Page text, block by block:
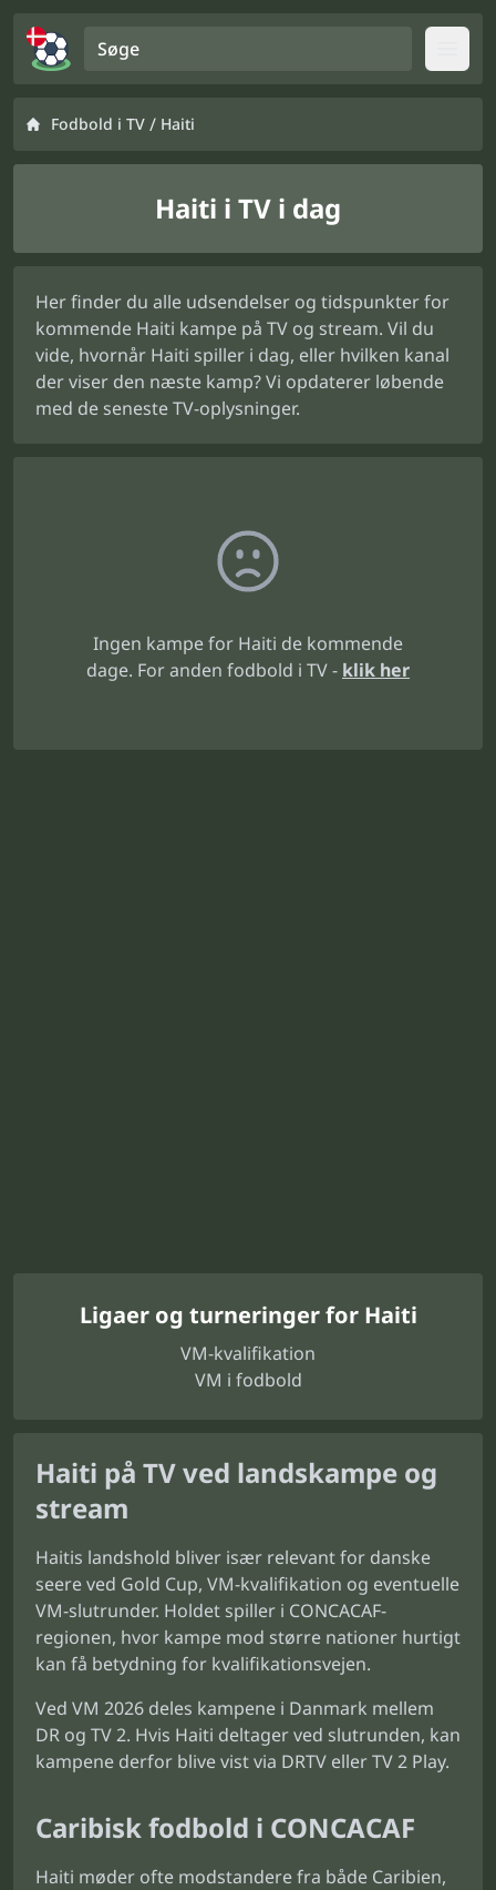
Fodbold i TV / Haiti
Haiti i TV i dag
Her finder du alle udsendelser og tidspunkter for
kommende Haiti kampe på TV og stream. Vil du
vide, hvornår Haiti spiller i dag, eller hvilken kanal
der viser den næste kamp? Vi opdaterer løbende
med de seneste TV-oplysninger.
Ingen kampe for Haiti de kommende
dage. For anden fodbold i TV - klik her
Ligaer og turneringer for Haiti
VM-kvalifikation
VM i fodbold
Haiti på TV ved landskampe og
stream
Haitis landshold bliver især relevant for danske
seere ved Gold Cup, VM-kvalifikation og eventuelle
VM-slutrunder. Holdet spiller i CONCACAF-
regionen, hvor kampe mod større nationer hurtigt
kan få betydning for kvalifikationsvejen.
Ved VM 2026 deles kampene i Danmark mellem
DR og TV 2. Hvis Haiti deltager ved slutrunden, kan
kampene derfor blive vist via DRTV eller TV 2 Play.
Caribisk fodbold i CONCACAF
Haiti møder ofte modstandere fra både Caribien,